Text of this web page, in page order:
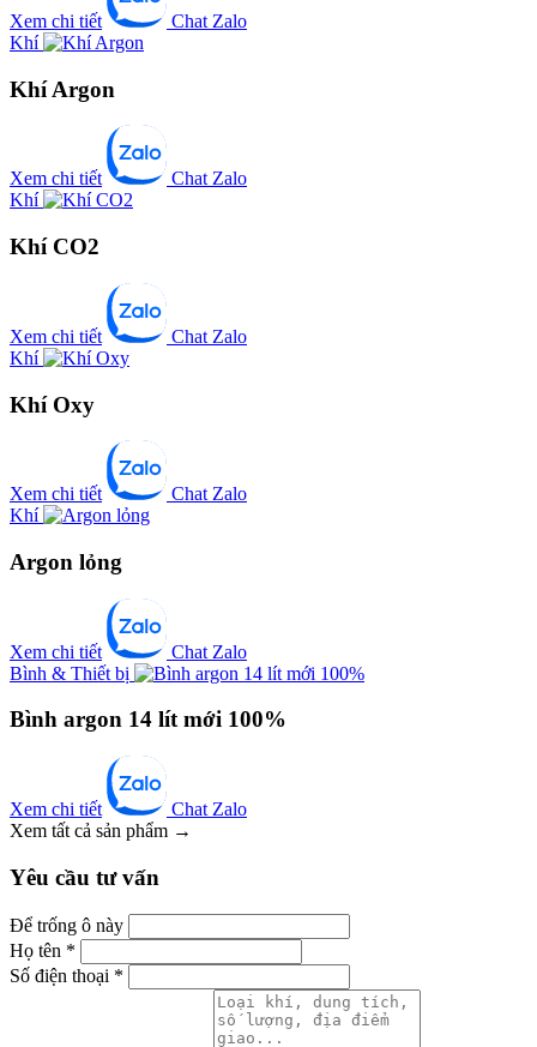
Xem chi tiết
Chat Zalo
Khí
Khí Argon
Xem chi tiết
Chat Zalo
Khí
Khí CO2
Xem chi tiết
Chat Zalo
Khí
Khí Oxy
Xem chi tiết
Chat Zalo
Khí
Argon lỏng
Xem chi tiết
Chat Zalo
Bình & Thiết bị
Bình argon 14 lít mới 100%
Xem chi tiết
Chat Zalo
Xem tất cả sản phẩm →
Yêu cầu tư vấn
Để trống ô này
Họ tên *
Số điện thoại *